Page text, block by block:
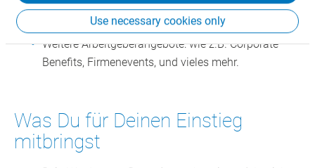
Use necessary cookies only
bieten wir Dir außerdem familienfreundliche
Angebote (z.B. die Kinder-Ferienbetreuung).
Weitere Arbeitgeberangebote: wie z.B. Corporate
Benefits, Firmenevents, und vieles mehr.
Was Du für Deinen Einstieg
mitbringst